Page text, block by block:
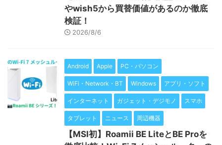
やwish5から買替価値があるのか徹底
検証！
2026/8/6
Android Apple PC・パソコン
WiFi・Network・BT Windows アプリ・ソフト
インターネット ガジェット・デジモノ スマホ
タブレット ニュース 周辺機器
【MSI初】Roamii BE LiteとBE Proを